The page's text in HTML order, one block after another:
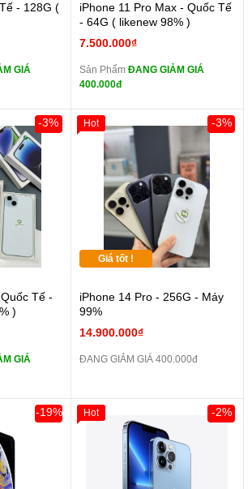
- 128G (
GIÁ
iPhone 11 Pro Max - Quốc Tế
- 64G ( likenew 98% )
7.500.000₫
Sản Phẩm ĐANG GIẢM GIÁ
400.000đ
Tế -
)
-3%
GIÁ
Giá tốt !
iPhone 14 Pro - 256G - Máy
99%
14.900.000₫
-3%
ĐANG GIẢM GIÁ 400.000đ
Hot
-19% -2%
Hot